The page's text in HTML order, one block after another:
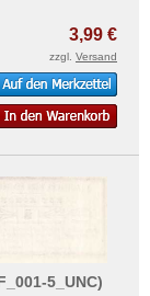
3,99 €
zzgl. Versand
5_UNC)